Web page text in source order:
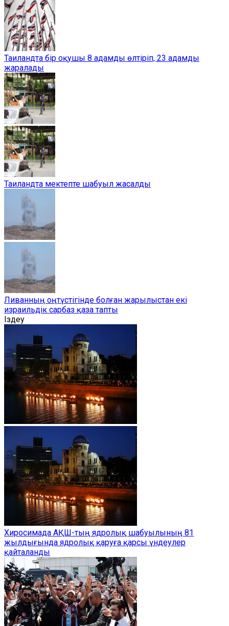
Таиландта бір оқушы 8 адамды өлтіріп, 23 адамды
жаралады
Таиландта мектепте шабуыл жасалды
Ливанның оңтүстігінде болған жарылыстан екі
израильдік сарбаз қаза тапты
Іздеу
Хиросимада АҚШ-тың ядролық шабуылының 81
жылдығында ядролық қаруға қарсы үндеулер
қайталанды